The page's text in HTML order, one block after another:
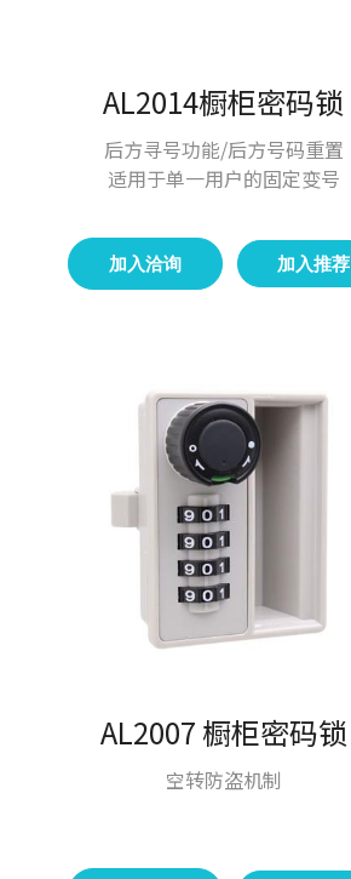
AL2014橱柜密码锁
后方寻号功能/后方号码重置
适用于单一用户的固定变号
加入洽询 加入推荐
AL2007 橱柜密码锁
空转防盗机制